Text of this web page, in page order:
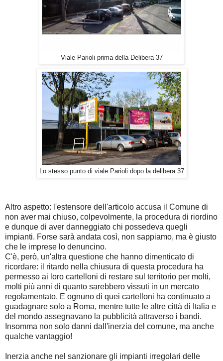
Viale Parioli prima della Delibera 37
Lo stesso punto di viale Parioli dopo la delibera 37
Altro aspetto: l'estensore dell'articolo accusa il Comune di
non aver mai chiuso, colpevolmente, la procedura di riordino
e dunque di aver danneggiato chi possedeva quegli
impianti. Forse sarà andata così, non sappiamo, ma è giusto
che le imprese lo denuncino.
C'è, però, un'altra questione che hanno dimenticato di
ricordare: il ritardo nella chiusura di questa procedura ha
permesso ai loro cartelloni di restare sul territorio per molti,
molti più anni di quanto sarebbero vissuti in un mercato
regolamentato. E ognuno di quei cartelloni ha continuato a
guadagnare solo a Roma, mentre tutte le altre città di Italia e
del mondo assegnavano la pubblicità attraverso i bandi.
Insomma non solo danni dall'inerzia del comune, ma anche
qualche vantaggio!
Inerzia anche nel sanzionare gli impianti irregolari delle